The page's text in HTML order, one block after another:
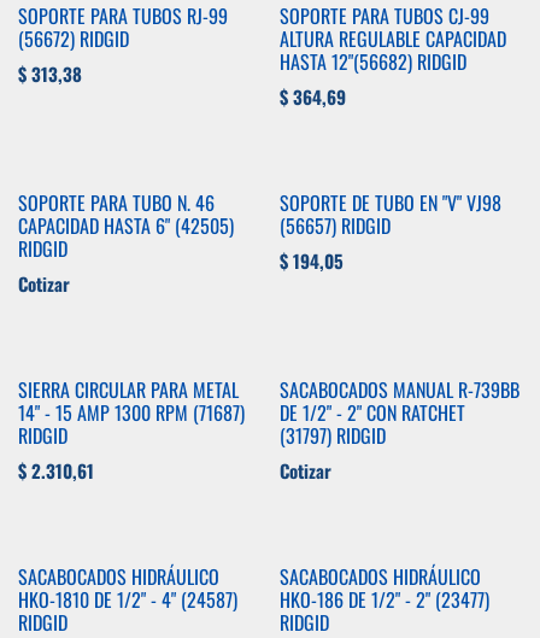
SOPORTE PARA TUBOS RJ-99
(56672) RIDGID
$313,38
SOPORTE PARA TUBOS CJ-99
ALTURA REGULABLE CAPACIDAD
HASTA 12"(56682) RIDGID
$364,69
SOPORTE PARA TUBO N. 46
CAPACIDAD HASTA 6" (42505)
RIDGID
Cotizar
SOPORTE DE TUBO EN "V" VJ98
(56657) RIDGID
$194,05
SIERRA CIRCULAR PARA METAL
14" - 15 AMP 1300 RPM (71687)
RIDGID
$2.310,61
SACABOCADOS MANUAL R-739BB
DE 1/2" - 2" CON RATCHET
(31797) RIDGID
Cotizar
SACABOCADOS HIDRÁULICO
HKO-1810 DE 1/2" - 4" (24587)
RIDGID
SACABOCADOS HIDRÁULICO
HKO-186 DE 1/2" - 2" (23477)
RIDGID